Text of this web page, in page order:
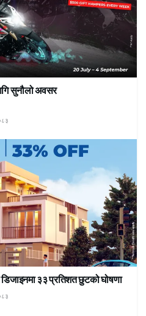
सुनौलो अवसर
डिजाइनमा ३३ प्रतिशत छुटको घोषणा